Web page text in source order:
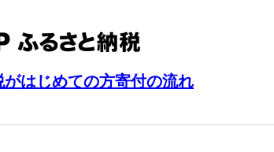
はじめての方寄付の流れ